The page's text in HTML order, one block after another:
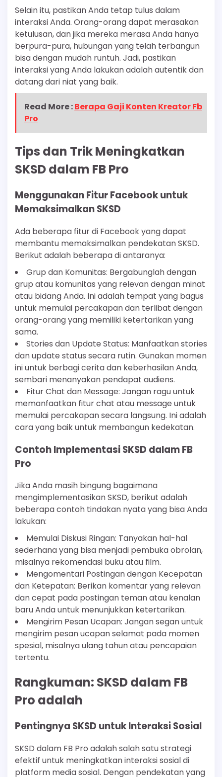
Selain itu, pastikan Anda tetap tulus dalam
interaksi Anda. Orang-orang dapat merasakan
ketulusan, dan jika mereka merasa Anda hanya
berpura-pura, hubungan yang telah terbangun
bisa dengan mudah runtuh. Jadi, pastikan
interaksi yang Anda lakukan adalah autentik dan
datang dari niat yang baik.
Read More :Berapa Gaji Konten Kreator Fb
Pro
Tips dan Trik Meningkatkan
SKSD dalam FB Pro
Menggunakan Fitur Facebook untuk
Memaksimalkan SKSD
Ada beberapa fitur di Facebook yang dapat
membantu memaksimalkan pendekatan SKSD.
Berikut adalah beberapa di antaranya:
Grup dan Komunitas: Bergabunglah dengan
grup atau komunitas yang relevan dengan minat
atau bidang Anda. Ini adalah tempat yang bagus
untuk memulai percakapan dan terlibat dengan
orang-orang yang memiliki ketertarikan yang
sama.
Stories dan Update Status: Manfaatkan stories
dan update status secara rutin. Gunakan momen
ini untuk berbagi cerita dan keberhasilan Anda,
sembari menanyakan pendapat audiens.
Fitur Chat dan Message: Jangan ragu untuk
memanfaatkan fitur chat atau message untuk
memulai percakapan secara langsung. Ini adalah
cara yang baik untuk membangun kedekatan.
Contoh Implementasi SKSD dalam FB
Pro
Jika Anda masih bingung bagaimana
mengimplementasikan SKSD, berikut adalah
beberapa contoh tindakan nyata yang bisa Anda
lakukan:
Memulai Diskusi Ringan: Tanyakan hal-hal
sederhana yang bisa menjadi pembuka obrolan,
misalnya rekomendasi buku atau film.
Mengomentari Postingan dengan Kecepatan
dan Ketepatan: Berikan komentar yang relevan
dan cepat pada postingan teman atau kenalan
baru Anda untuk menunjukkan ketertarikan.
Mengirim Pesan Ucapan: Jangan segan untuk
mengirim pesan ucapan selamat pada momen
spesial, misalnya ulang tahun atau pencapaian
tertentu.
Rangkuman: SKSD dalam FB
Pro adalah
Pentingnya SKSD untuk Interaksi Sosial
SKSD dalam FB Pro adalah salah satu strategi
efektif untuk meningkatkan interaksi sosial di
platform media sosial. Dengan pendekatan yang